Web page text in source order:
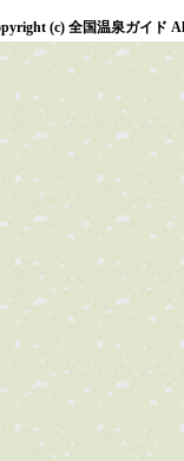
(c) 全国温泉ガイド